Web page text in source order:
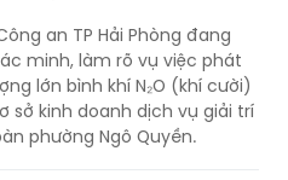
an TP Hải Phòng đang
minh, làm rõ vụ việc phát
lớn bình khí N₂O (khí cười)
sở kinh doanh dịch vụ giải trí
phường Ngô Quyền.